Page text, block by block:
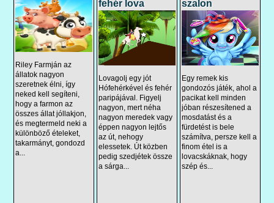
Riley Farmján az
állatok nagyon
szeretnek élni, így
neked kell segíteni,
hogy a farmon az
összes állat jóllakjon,
és megtermeld neki a
különböző ételeket,
takarmányt, gondozd
a...
fehér lova
Lovagolj egy jót
Hófehérkével és fehér
paripájával. Figyelj
nagyon, mert néha
nagyon meredek vagy
éppen nagyon lejtős
az út, nehogy
elessetek. Út közben
pedig szedjétek össze
a sárga...
szalon
Egy remek kis
gondozós játék, ahol a
pacikat kell minden
jóban részesítened a
mosdatást és a
fürdetést is bele
számítva, persze kell a
finom étel is a
lovacskáknak, hogy
szép és...